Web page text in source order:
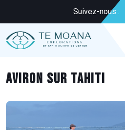
Suivez-nous :
Aviron sur Tahiti